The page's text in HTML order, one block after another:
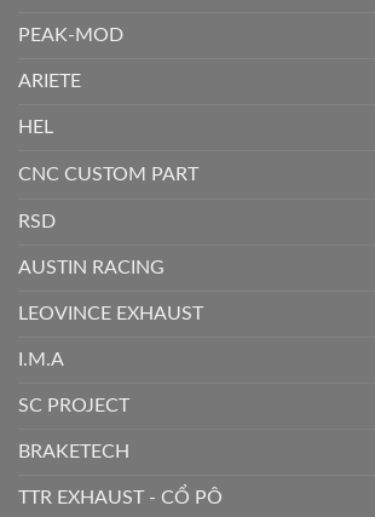
PEAK-MOD
ARIETE
HEL
CNC CUSTOM PART
RSD
AUSTIN RACING
LEOVINCE EXHAUST
I.M.A
SC PROJECT
BRAKETECH
TTR EXHAUST - CỔ PÔ